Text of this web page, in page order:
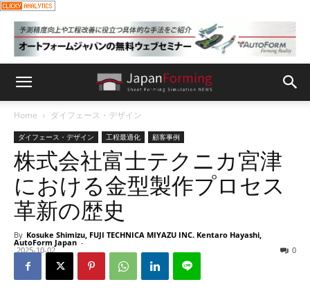
Home ダイフェース・デザイン
ダイフェース・デザイン 工程最適化 顧客事例
株式会社富士テクニカ宮津
における金型製作プロセス
革新の歴史
By Kosuke Shimizu, FUJI TECHNICA MIYAZU INC. Kentaro Hayashi,
AutoForm Japan -
2025-10-02 0